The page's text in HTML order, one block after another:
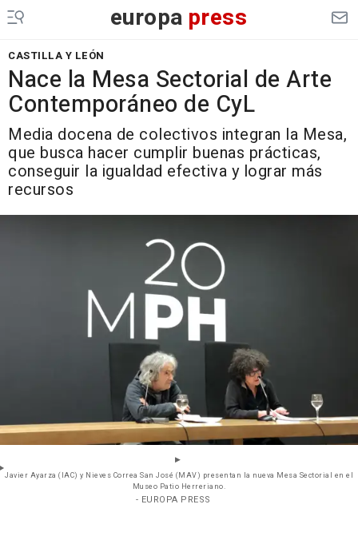
europa press
CASTILLA Y LEÓN
Nace la Mesa Sectorial de Arte
Contemporáneo de CyL
Media docena de colectivos integran la Mesa,
que busca hacer cumplir buenas prácticas,
conseguir la igualdad efectiva y lograr más
recursos
Javier Ayarza (IAC) y Nieves Correa San José (MAV) presentan la nueva Mesa Sectorial en el
Museo Patio Herreriano.
- EUROPA PRESS